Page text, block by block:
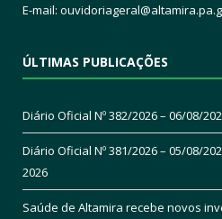
E-mail: ouvidoriageral@altamira.pa.
ÚLTIMAS PUBLICAÇÕES
Diário Oficial Nº 382/2026 – 06/08/
Diário Oficial Nº 381/2026 – 05/08/
2026
Saúde de Altamira recebe novos